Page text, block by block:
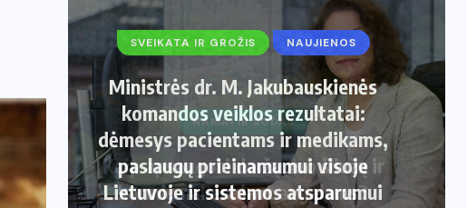
SVEIKATA IR GROŽIS NAUJIENOS
Ministrės dr. M. Jakubauskienės
komandos veiklos rezultatai:
dėmesys pacientams ir medikams,
paslaugų prieinamumui visoje
Lietuvoje ir sistemos atsparumui